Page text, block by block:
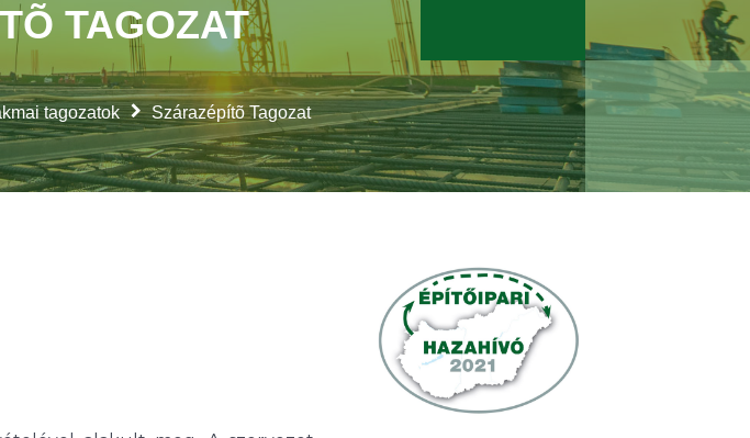
tagozatok Szárazépítõ Tagozat
TAGOZAT